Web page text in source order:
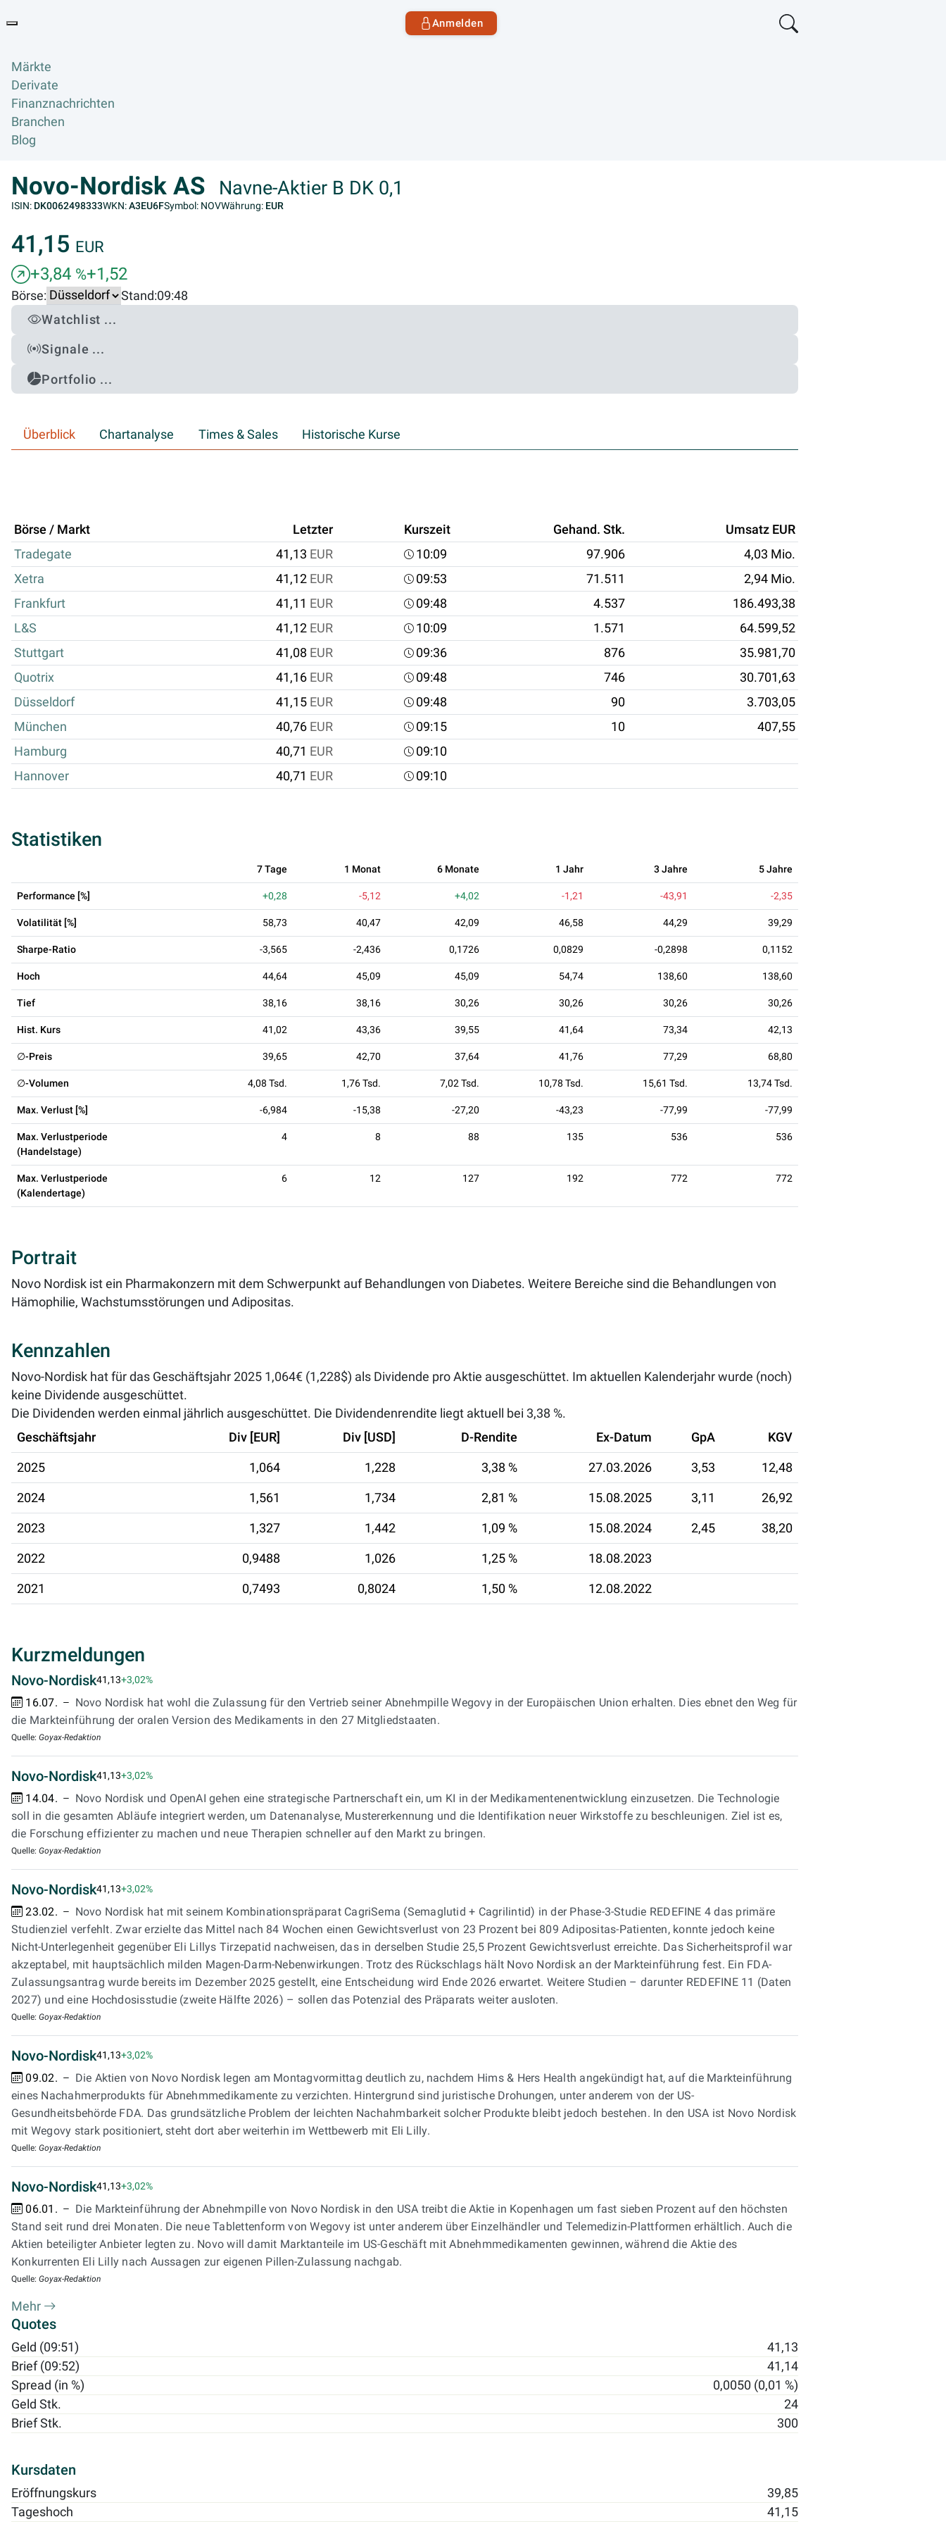
Anmelden
Märkte
Derivate
Finanznachrichten
Branchen
Blog
Novo-Nordisk AS Navne-Aktier B DK 0,1
ISIN: DK0062498333WKN:A3EU6FSymbol: NOVWährung: EUR
41,15 EUR
+3,84 %+1,52
Börse: Stand:09:48
Watchlist ...
Signale ...
Portfolio ...
Überblick Chartanalyse Times & Sales Historische Kurse
Börse / Markt Letzter Kurszeit Gehand. Stk.
Umsatz EUR
Tradegate
41,13 EUR 10:09 97.906
4,03 Mio.
Xetra
41,12 EUR 09:53 71.511
2,94 Mio.
Frankfurt
41,11 EUR 09:48 4.537
186.493,38
L&S
41,12 EUR 10:09 1.571
64.599,52
Stuttgart
41,08 EUR 09:36 876
35.981,70
Quotrix
41,16 EUR 09:48 746
30.701,63
Düsseldorf
41,15 EUR 09:48 90
3.703,05
München
40,76 EUR 09:15 10
407,55
Hamburg
40,71 EUR
09:10
Hannover
40,71 EUR 09:10
Statistiken
7 Tage 1 Monat 6 Monate 1 Jahr 3 Jahre 5 Jahre
Performance [%] +0,28 -5,12 +4,02 -1,21 -43,91 -2,35
Volatilität [%] 58,73 40,47 42,09 46,58 44,29 39,29
Sharpe-Ratio -3,565 -2,436 0,1726 0,0829 -0,2898 0,1152
Hoch 44,64 45,09 45,09 54,74 138,60 138,60
Tief 38,16 38,16 30,26 30,26 30,26 30,26
Hist. Kurs 41,02 43,36 39,55 41,64 73,34 42,13
∅-Preis 39,65 42,70 37,64 41,76 77,29 68,80
∅-Volumen 4,08 Tsd. 1,76 Tsd. 7,02 Tsd. 10,78 Tsd. 15,61 Tsd. 13,74 Tsd.
Max. Verlust [%] -6,984 -15,38 -27,20 -43,23 -77,99 -77,99
Max. Verlustperiode
(Handelstage)
4 8 88 135 536 536
Max. Verlustperiode
(Kalendertage)
6 12 127 192 772 772
Portrait
Novo Nordisk ist ein Pharmakonzern mit dem Schwerpunkt auf Behandlungen von Diabetes. Weitere Bereiche sind die Behandlungen von
Hämophilie, Wachstumsstörungen und Adipositas.
Kennzahlen
Novo-Nordisk hat für das Geschäftsjahr 2025 1,064€ (1,228$) als Dividende pro Aktie ausgeschüttet. Im aktuellen Kalenderjahr wurde (noch)
keine Dividende ausgeschüttet.
Die Dividenden werden einmal jährlich ausgeschüttet. Die Dividendenrendite liegt aktuell bei 3,38 %.
Geschäftsjahr
Div [EUR] Div [USD] D-Rendite Ex-Datum GpA KGV
2025 1,064 1,228 3,38 % 27.03.2026 3,53 12,48
2024 1,561 1,734 2,81 % 15.08.2025 3,11 26,92
2023 1,327 1,442 1,09 % 15.08.2024 2,45 38,20
2022 0,9488 1,026 1,25 % 18.08.2023
2021 0,7493 0,8024 1,50 % 12.08.2022
Kurzmeldungen
Novo-Nordisk41,13+3,02%
16.07.
Novo Nordisk hat wohl die Zulassung für den Vertrieb seiner Abnehmpille Wegovy in der Europäischen Union erhalten. Dies ebnet den Weg für
die Markteinführung der oralen Version des Medikaments in den 27 Mitgliedstaaten.
Quelle: Goyax-Redaktion
Novo-Nordisk41,13+3,02%
14.04.
Novo Nordisk und OpenAI gehen eine strategische Partnerschaft ein, um KI in der Medikamentenentwicklung einzusetzen. Die Technologie
soll in die gesamten Abläufe integriert werden, um Datenanalyse, Mustererkennung und die Identifikation neuer Wirkstoffe zu beschleunigen. Ziel ist es,
die Forschung effizienter zu machen und neue Therapien schneller auf den Markt zu bringen.
Quelle: Goyax-Redaktion
Novo-Nordisk41,13+3,02%
23.02.
Novo Nordisk hat mit seinem Kombinationspräparat CagriSema (Semaglutid + Cagrilintid) in der Phase-3-Studie REDEFINE 4 das primäre
Studienziel verfehlt. Zwar erzielte das Mittel nach 84 Wochen einen Gewichtsverlust von 23 Prozent bei 809 Adipositas-Patienten, konnte jedoch keine
Nicht-Unterlegenheit gegenüber Eli Lillys Tirzepatid nachweisen, das in derselben Studie 25,5 Prozent Gewichtsverlust erreichte. Das Sicherheitsprofil war
akzeptabel, mit hauptsächlich milden Magen-Darm-Nebenwirkungen. Trotz des Rückschlags hält Novo Nordisk an der Markteinführung fest. Ein FDA-
Zulassungsantrag wurde bereits im Dezember 2025 gestellt, eine Entscheidung wird Ende 2026 erwartet. Weitere Studien – darunter REDEFINE 11 (Daten
2027) und eine Hochdosisstudie (zweite Hälfte 2026) – sollen das Potenzial des Präparats weiter ausloten.
Quelle: Goyax-Redaktion
Novo-Nordisk41,13+3,02%
09.02.
Die Aktien von Novo Nordisk legen am Montagvormittag deutlich zu, nachdem Hims & Hers Health angekündigt hat, auf die Markteinführung
eines Nachahmerprodukts für Abnehmmedikamente zu verzichten. Hintergrund sind juristische Drohungen, unter anderem von der US-
Gesundheitsbehörde FDA. Das grundsätzliche Problem der leichten Nachahmbarkeit solcher Produkte bleibt jedoch bestehen. In den USA ist Novo Nordisk
mit Wegovy stark positioniert, steht dort aber weiterhin im Wettbewerb mit Eli Lilly.
Quelle: Goyax-Redaktion
Novo-Nordisk41,13+3,02%
06.01.
Die Markteinführung der Abnehmpille von Novo Nordisk in den USA treibt die Aktie in Kopenhagen um fast sieben Prozent auf den höchsten
Stand seit rund drei Monaten. Die neue Tablettenform von Wegovy ist unter anderem über Einzelhändler und Telemedizin-Plattformen erhältlich. Auch die
Aktien beteiligter Anbieter legten zu. Novo will damit Marktanteile im US-Geschäft mit Abnehmmedikamenten gewinnen, während die Aktie des
Konkurrenten Eli Lilly nach Aussagen zur eigenen Pillen-Zulassung nachgab.
Quelle: Goyax-Redaktion
Mehr
Quotes
Geld (09:51)
41,13
Brief (09:52)
41,14
Spread (in %)
0,0050 (0,01 %)
Geld Stk.
24
Brief Stk.
300
Kursdaten
Eröffnungskurs
39,85
Tageshoch
41,15